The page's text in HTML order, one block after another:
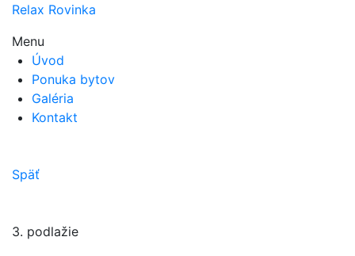
Relax Rovinka
Menu
Úvod
Ponuka bytov
Galéria
Kontakt
Späť
3. podlažie